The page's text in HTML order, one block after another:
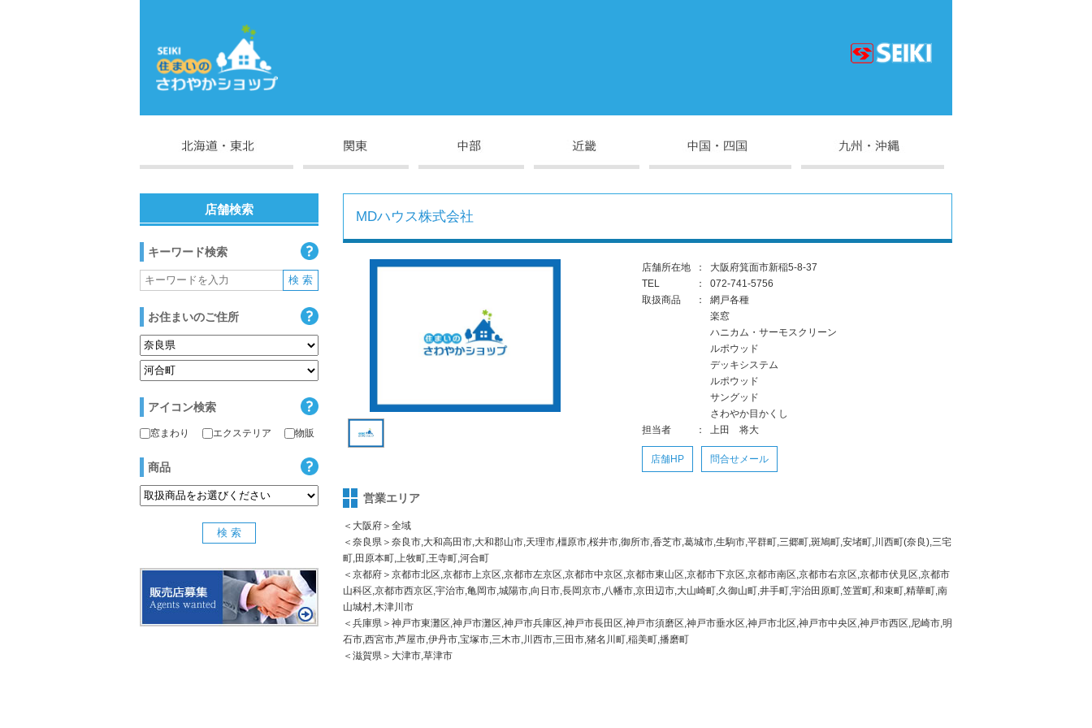
MDハウス株式会社
店舗所在地 ：
大阪府箕面市新稲5-8-37
TEL
：
072-741-5756
取扱商品
：
網戸各種
楽窓
ハニカム・サーモスクリーン
ルポウッド
デッキシステム
ルポウッド
サングッド
さわやか目かくし
担当者
： 上田 将大
店舗HP 問合せメール
営業エリア
＜大阪府＞全域
＜奈良県＞奈良市,大和高田市,大和郡山市,天理市,橿原市,桜井市,御所市,香芝市,葛城市,生駒市,平群町,三郷町,斑鳩町,安堵町,川西町(奈良),三宅
町,田原本町,上牧町,王寺町,河合町
＜京都府＞京都市北区,京都市上京区,京都市左京区,京都市中京区,京都市東山区,京都市下京区,京都市南区,京都市右京区,京都市伏見区,京都市
山科区,京都市西京区,宇治市,亀岡市,城陽市,向日市,長岡京市,八幡市,京田辺市,大山崎町,久御山町,井手町,宇治田原町,笠置町,和束町,精華町,南
山城村,木津川市
＜兵庫県＞神戸市東灘区,神戸市灘区,神戸市兵庫区,神戸市長田区,神戸市須磨区,神戸市垂水区,神戸市北区,神戸市中央区,神戸市西区,尼崎市,明
石市,西宮市,芦屋市,伊丹市,宝塚市,三木市,川西市,三田市,猪名川町,稲美町,播磨町
＜滋賀県＞大津市,草津市
店舗検索
キーワード検索
お住まいのご住所
アイコン検索
窓まわり エクステリア 物販
商品